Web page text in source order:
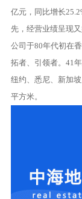
亿元，同比增长
先，经营业绩呈现又
公司于80年代初在
拓者、引领者。41
纽约、悉尼、新加
平方米。